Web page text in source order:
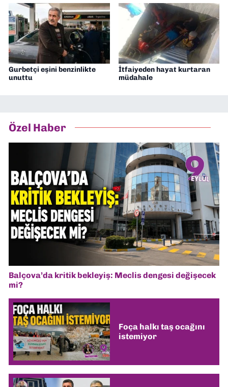
Gurbetçi eşini benzinlikte
unuttu
İtfaiyeden hayat kurtaran
müdahale
Özel Haber
Balçova’da kritik bekleyiş: Meclis dengesi değişecek
mi?
Foça halkı taş ocağını
istemiyor